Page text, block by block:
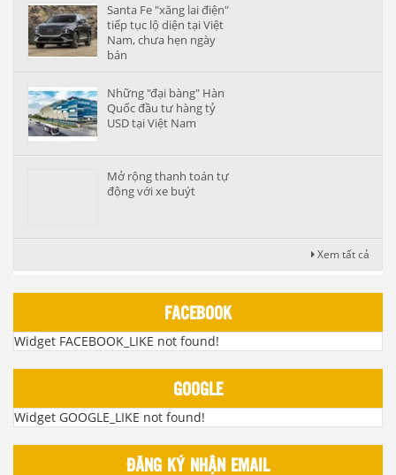
Santa Fe "xăng lai điện"
tiếp tục lộ diện tại Việt
Nam, chưa hẹn ngày
bán
Những "đại bàng" Hàn
Quốc đầu tư hàng tỷ
USD tại Việt Nam
Mở rộng thanh toán tự
động với xe buýt
Xem tất cả
FACEBOOK
Widget FACEBOOK_LIKE not found!
GOOGLE
Widget GOOGLE_LIKE not found!
ĐĂNG KÝ NHẬN EMAIL